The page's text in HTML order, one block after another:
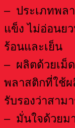
– ประเภทพล
แข็ง ไม่อ่อนย
ร้อนและเย็น
– ผลิตด้วยเม็
พลาสติกที่ใช้ผ
รับรองว่าสาม
– มั่นใจด้วยม